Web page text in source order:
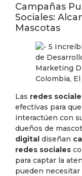
Campañas
Sociales:
Mascotas
Las redes
efectivas para
interactúen con
dueños de
digital diseñan
redes sociales
para captar la
pueden necesitar